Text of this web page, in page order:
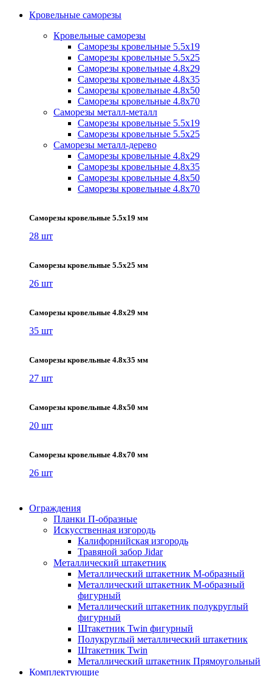
Кровельные саморезы
Кровельные саморезы
Саморезы кровельные 5.5х19
Саморезы кровельные 5.5х25
Саморезы кровельные 4.8х29
Саморезы кровельные 4.8х35
Саморезы кровельные 4.8х50
Саморезы кровельные 4.8х70
Саморезы металл-металл
Саморезы кровельные 5.5х19
Саморезы кровельные 5.5х25
Саморезы металл-дерево
Саморезы кровельные 4.8х29
Саморезы кровельные 4.8х35
Саморезы кровельные 4.8х50
Саморезы кровельные 4.8х70
Саморезы кровельные 5.5х19 мм
28 шт
Саморезы кровельные 5.5х25 мм
26 шт
Саморезы кровельные 4.8х29 мм
35 шт
Саморезы кровельные 4.8х35 мм
27 шт
Саморезы кровельные 4.8х50 мм
20 шт
Саморезы кровельные 4.8х70 мм
26 шт
Ограждения
Планки П-образные
Искусственная изгородь
Калифорнийская изгородь
Травяной забор Jidar
Металлический штакетник
Металлический штакетник М-образный
Металлический штакетник М-образный
фигурный
Металлический штакетник полукруглый
фигурный
Штакетник Twin фигурный
Полукруглый металлический штакетник
Штакетник Twin
Металлический штакетник Прямоугольный
Комплектующие